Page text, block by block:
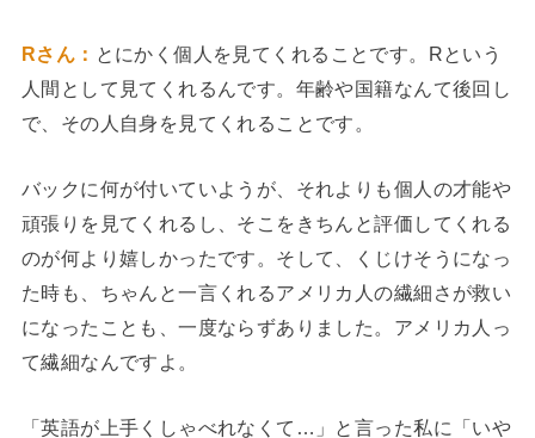
Rさん： とにかく個人を見てくれることです。Rという
人間として見てくれるんです。年齢や国籍なんて後回し
で、その人自身を見てくれることです。
バックに何が付いていようが、それよりも個人の才能や
頑張りを見てくれるし、そこをきちんと評価してくれる
のが何より嬉しかったです。そして、くじけそうになっ
た時も、ちゃんと一言くれるアメリカ人の繊細さが救い
になったことも、一度ならずありました。アメリカ人っ
て繊細なんですよ。
「英語が上手くしゃべれなくて…」と言った私に「いや